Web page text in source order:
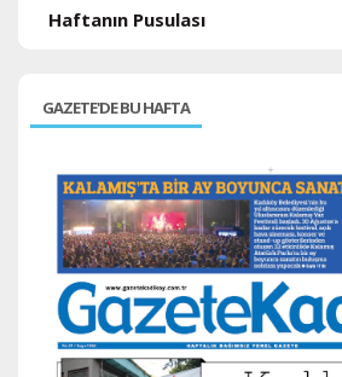
Haftanın Pusulası
GAZETE'DE BU HAFTA